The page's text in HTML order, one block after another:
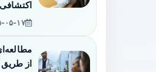
اکتشافی
۱۴۰۵-
از